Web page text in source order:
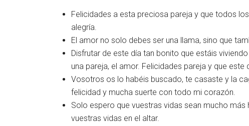
Felicidades a esta preciosa pareja y que todos
alegría.
El amor no solo debes ser una llama, sino que
Disfrutar de este día tan bonito que estáis
una pareja, el amor. Felicidades pareja y que
Vosotros os lo habéis buscado, te casaste y la
felicidad y mucha suerte con todo mi corazón.
Solo espero que vuestras vidas sean mucho
vuestras vidas en el altar.